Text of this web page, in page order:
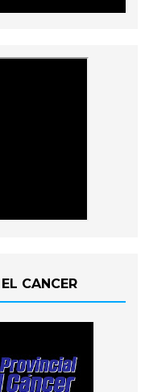
CANCER